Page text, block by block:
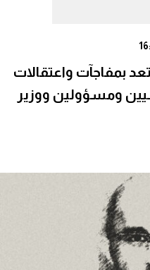
بمفاجآت واعتقالات
ومسؤولين ووزير